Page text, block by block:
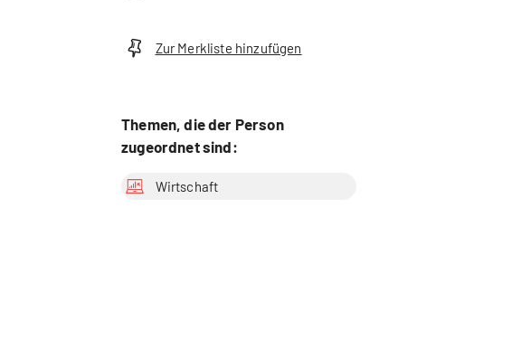
Zur Merkliste hinzufügen
Themen, die der Person
zugeordnet sind:
Wirtschaft